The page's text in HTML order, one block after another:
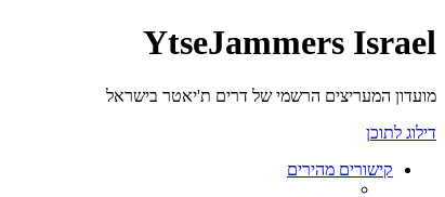
YtseJammers Israel
מועדון המעריצים הרשמי של דרים ת'יאטר בישראל
דילוג לתוכן
קישורים מהירים